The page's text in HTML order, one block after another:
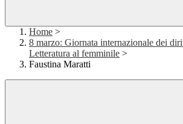
Home >
8 marzo: Giornata internazionale dei
Letteratura al femminile >
Faustina Maratti